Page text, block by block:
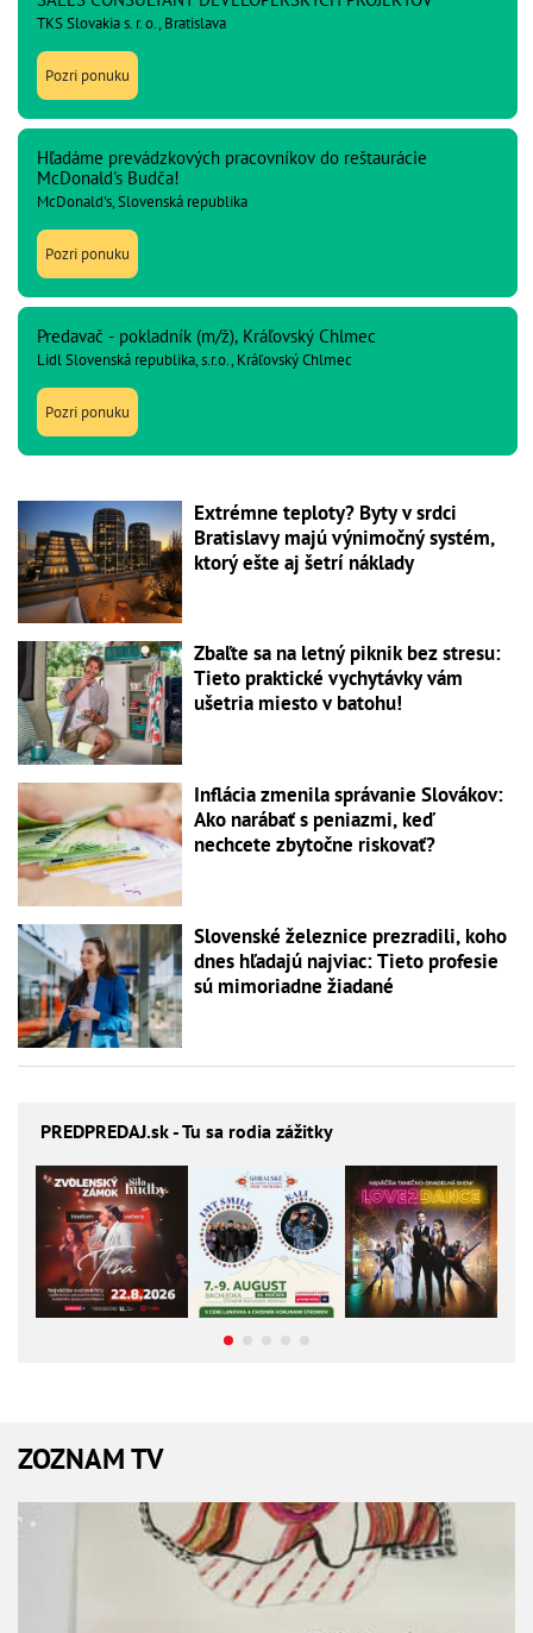
TKS Slovakia s. r. o., Bratislava
Pozri ponuku
Hľadáme prevádzkových pracovníkov do reštaurácie
McDonald's Budča!
McDonald's, Slovenská republika
Pozri ponuku
Predavač - pokladník (m/ž), Kráľovský Chlmec
Lidl Slovenská republika, s.r.o., Kráľovský Chlmec
Pozri ponuku
Extrémne teploty? Byty v srdci
Bratislavy majú výnimočný systém,
ktorý ešte aj šetrí náklady
Zbaľte sa na letný piknik bez stresu:
Tieto praktické vychytávky vám
ušetria miesto v batohu!
Inflácia zmenila správanie Slovákov:
Ako narábať s peniazmi, keď
nechcete zbytočne riskovať?
Slovenské železnice prezradili, koho
dnes hľadajú najviac: Tieto profesie
sú mimoriadne žiadané
PREDPREDAJ.sk - Tu sa rodia zážitky
ZOZNAM TV